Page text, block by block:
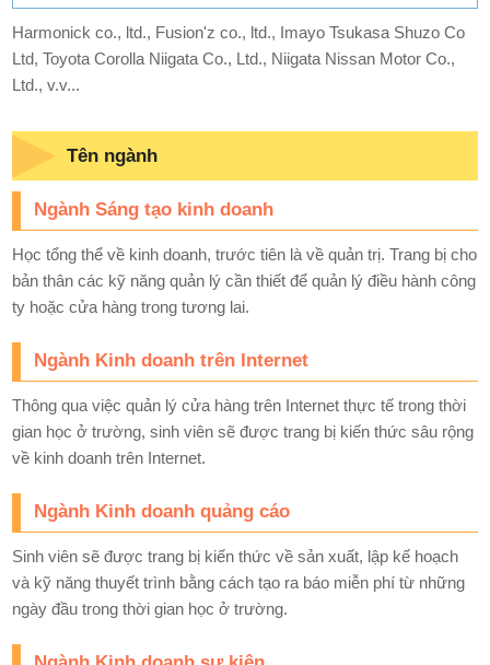
Harmonick co., ltd., Fusion'z co., ltd., Imayo Tsukasa Shuzo Co
Ltd, Toyota Corolla Niigata Co., Ltd., Niigata Nissan Motor Co.,
Ltd., v.v...
Tên ngành
Ngành Sáng tạo kinh doanh
Học tổng thể về kinh doanh, trước tiên là về quản trị. Trang bị cho
bản thân các kỹ năng quản lý cần thiết để quản lý điều hành công
ty hoặc cửa hàng trong tương lai.
Ngành Kinh doanh trên Internet
Thông qua việc quản lý cửa hàng trên Internet thực tế trong thời
gian học ở trường, sinh viên sẽ được trang bị kiến thức sâu rộng
về kinh doanh trên Internet.
Ngành Kinh doanh quảng cáo
Sinh viên sẽ được trang bị kiến thức về sản xuất, lập kế hoạch
và kỹ năng thuyết trình bằng cách tạo ra báo miễn phí từ những
ngày đầu trong thời gian học ở trường.